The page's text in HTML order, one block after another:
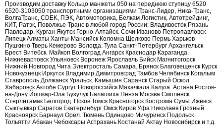
Производим доставку Кольцо манжеты 050 на переднюю ступицу 6520
6520-3103050 транспортными организациями Транс-Лидер, Ника-Транс,
ВолгаТранс, CDEK, ПЭК, Автомоторика, Белкам Логистик, Автотрейдинг,
КИТ, Ратэк, Поволжье-Транс в любой город России: Владивосток Рязань
Павлодар. Курган Якутск Горно-Алтайск. Сочи Иваново Петропавловск
Липецк Алматы Ханты-Мансийск Коломна Щелково Пермь Харьков
Пушкино Тверь Кемерово Вологда. Тула Санкт-Петербург Архангельск
Брест Витебск. Майкоп Волгоград Ангарск Краснодар Караганда.
Нижневартовск Ульяновск Воронеж Ярославль Бийск Магнитогорск
Нижний Новгород Чита Электросталь Самара. Брянск Благовещенск Курск
Новокузнецк Иркутск Владимир Димитровград Тамбов Челябинск Когалым
Ставрополь Должанск Уральск. Камышин Саранск Старый Оскол
Хабаровск Актобе Сургут Новороссийск Махачкала Калуга. Астана Ростов-
на-Дону Йошкар-Ола Бузулук Балашиха Пенза Москва Смоленск
Стерлитамак Белгород. Псков Томск Красногорск Кострома Сумы Ижевск
Сыктывкар Саратов Екатеринбург Омск Киров Уфа Николаев Грозный
Красноярск Барнаул Орёл. Тюмень Одинцово Мичуринск Подольск
Тольятти Абакан Чебоксары Астрахань Костанай Актау Новосибирск и т.д.